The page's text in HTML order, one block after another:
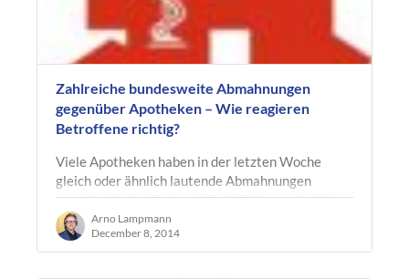
Zahlreiche bundesweite Abmahnungen
gegenüber Apotheken – Wie reagieren
Betroffene richtig?
Viele Apotheken haben in der letzten Woche
gleich oder ähnlich lautende Abmahnungen
vom Apotheker Hartmut Rudolf Wagner, Inhaber
der Brücken-Apotheke in Schwäbisch-Hall…
Arno Lampmann
December 8, 2014